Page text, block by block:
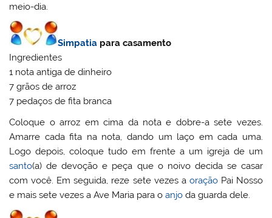
meio-dia.
Simpatia para casamento
Ingredientes
1 nota antiga de dinheiro
7 grãos de arroz
7 pedaços de fita branca
Coloque o arroz em cima da nota e dobre-a sete vezes.
Amarre cada fita na nota, dando um laço em cada uma.
Logo depois, coloque tudo em frente a um igreja de um
santo(a) de devoção e peça que o noivo decida se casar
com você. Em seguida, reze sete vezes a oraçãoPai Nosso
e mais sete vezes a Ave Maria para oanjo da guarda dele.